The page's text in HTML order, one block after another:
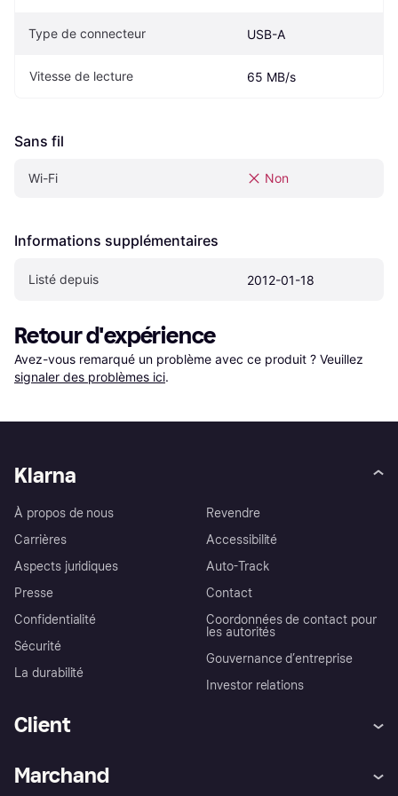
Type de connecteur USB-A
Vitesse de lecture 65 MB/s
Sans fil
Wi-Fi Non
Informations supplémentaires
Listé depuis 2012-01-18
Retour d'expérience
Avez-vous remarqué un problème avec ce produit ? Veuillez
signaler des problèmes ici.
Klarna
À propos de nous
Carrières
Aspects juridiques
Presse
Confidentialité
Sécurité
La durabilité
Revendre
Accessibilité
Auto-Track
Contact
Coordonnées de contact pour
les autorités
Gouvernance d’entreprise
Investor relations
Client
Marchand